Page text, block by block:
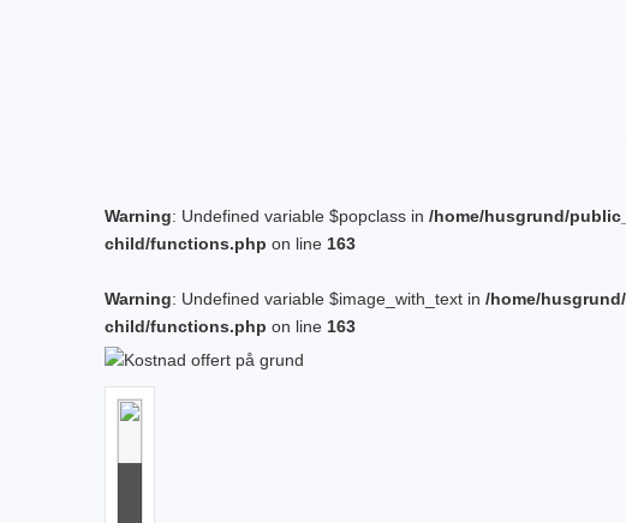
Warning: Undefined variable $popclass in /home/husgrund/
child/functions.php on line 163
Warning: Undefined variable $image_with_text in /home/
child/functions.php on line 163